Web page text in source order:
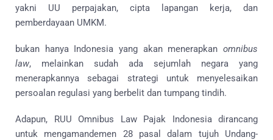
yakni UU perpajakan, cipta lapangan kerja, dan
pemberdayaan UMKM.
bukan hanya Indonesia yang akan menerapkan omnibus
law, melainkan sudah ada sejumlah negara yang
menerapkannya sebagai strategi untuk menyelesaikan
persoalan regulasi yang berbelit dan tumpang tindih.
Adapun, RUU Omnibus Law Pajak Indonesia dirancang
untuk mengamandemen 28 pasal dalam tujuh Undang-